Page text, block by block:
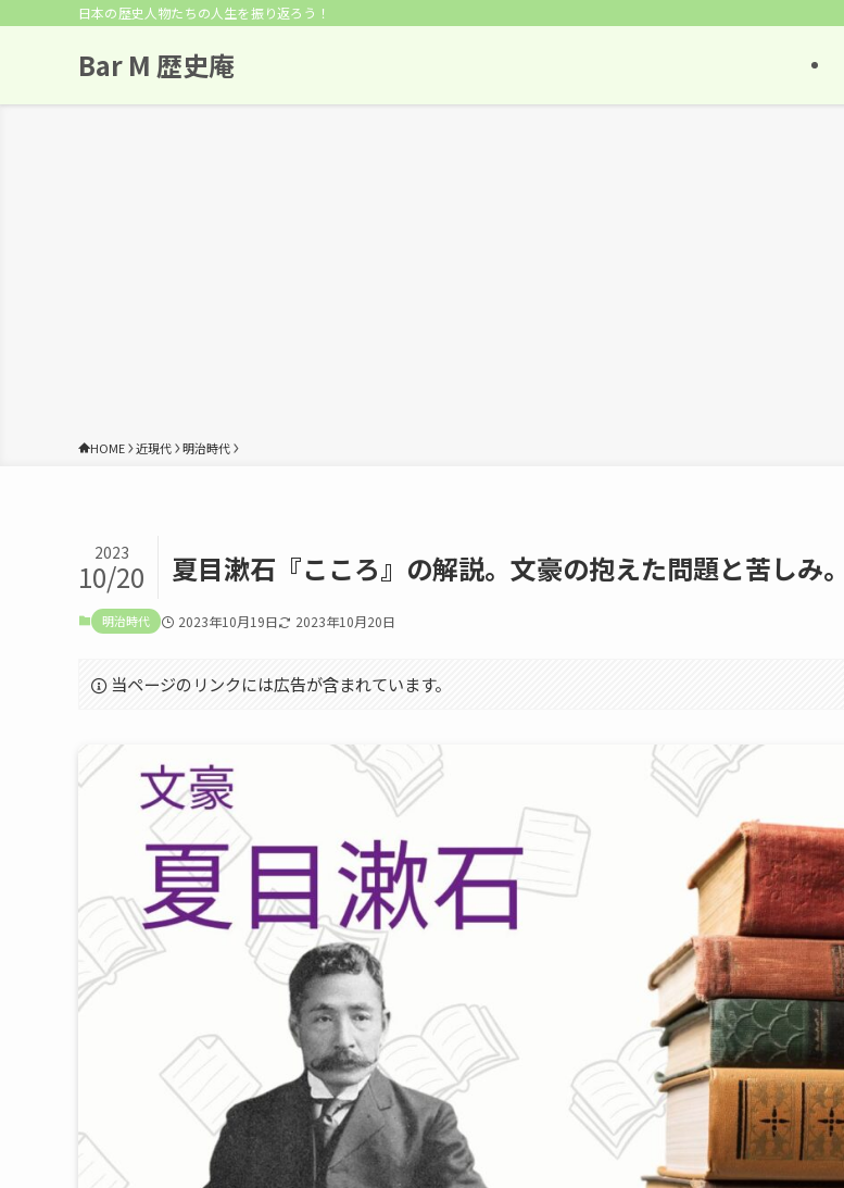
日本の歴史人物たちの人生を振り返ろう！
Bar M 歴史庵
HOME 近現代 明治時代
夏目漱石『こころ』の解説。文豪の抱えた問題と苦しみ。
2023
10/20
明治時代 2023年10月19日 2023年10月20日
当ページのリンクには広告が含まれています。